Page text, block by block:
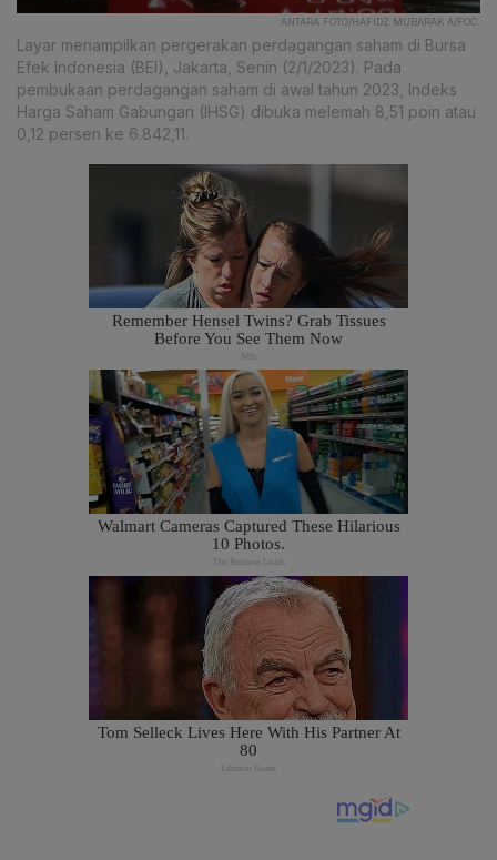
ANTARA FOTO/HAFIDZ MUBARAK A/FOC.
Layar menampilkan pergerakan perdagangan saham di Bursa
Efek Indonesia (BEI), Jakarta, Senin (2/1/2023). Pada
pembukaan perdagangan saham di awal tahun 2023, Indeks
Harga Saham Gabungan (IHSG) dibuka melemah 8,51 poin atau
0,12 persen ke 6.842,11.